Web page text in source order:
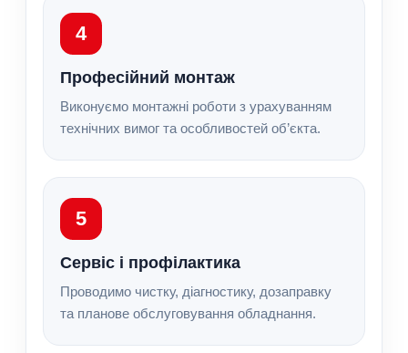
4
Професійний монтаж
Виконуємо монтажні роботи з урахуванням
технічних вимог та особливостей об’єкта.
5
Сервіс і профілактика
Проводимо чистку, діагностику, дозаправку
та планове обслуговування обладнання.